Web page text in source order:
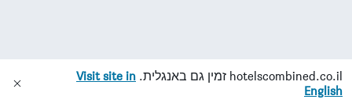
hotelscombined.co.il זמין גם באנגלית. Visit site in
English